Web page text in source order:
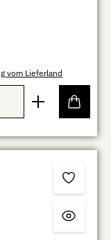
vom Lieferland
Wert ein